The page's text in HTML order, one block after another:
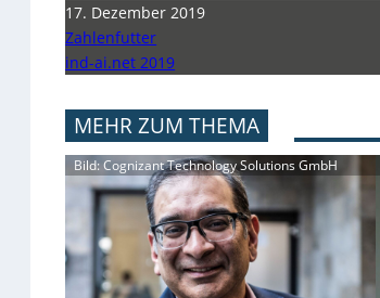
17. Dezember 2019
Zahlenfutter
ind-ai.net 2019
MEHR ZUM THEMA
Bild: Cognizant Technology Solutions GmbH